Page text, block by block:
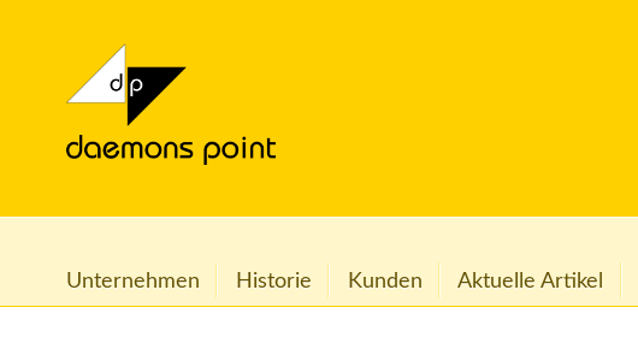
Unternehmen Historie Kunden Aktuelle Artikel